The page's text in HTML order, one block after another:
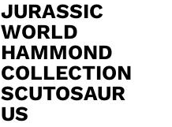
JURASSIC
WORLD
HAMMOND
COLLECTION
SCUTOSAUR
US